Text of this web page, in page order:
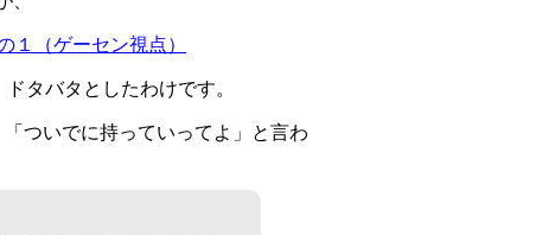
（ゲーセン視点）
タバタとしたわけです。
ついでに持っていってよ」と言わ